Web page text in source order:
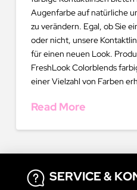
Augenfarbe auf natürliche
zu verändern. Egal, ob Sie
oder nicht, unsere
für einen neuen Look.
FreshLook Colorblends
einer Vielzahl von Farben
Read More
SERVICE &